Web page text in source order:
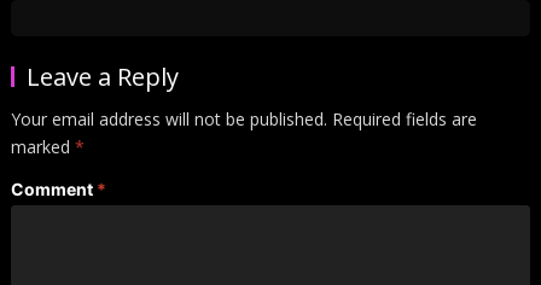
Leave a Reply
Your email address will not be published. Required fields are
marked *
Comment *